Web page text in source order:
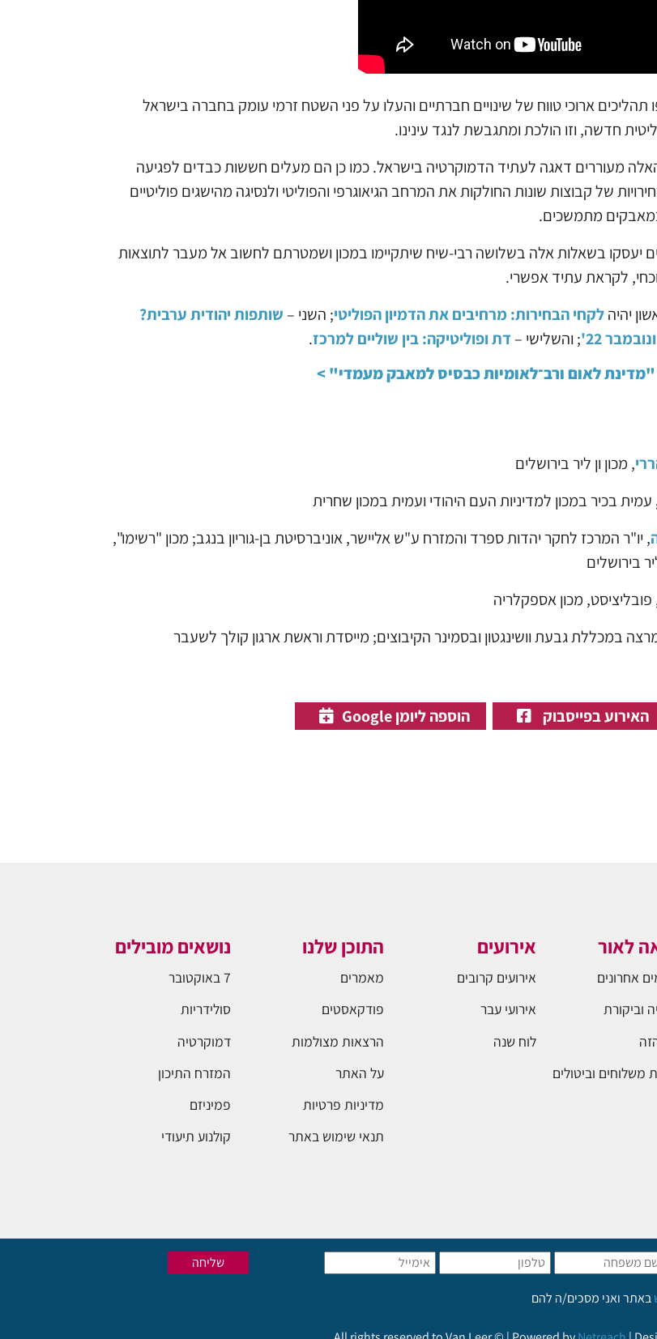
2022 חשפו תהליכים ארוכי טווח של שינויים חברתיים והעלו על פני השטח זרמי עומק בחברה בישראל
חדשה, וזו הולכת ומתגבשת לנגד עינינו.
מעוררים דאגה לעתיד הדמוקרטיה בישראל. כמו כן הם מעלים חששות כבדים לפגיעה
של קבוצות שונות החולקות את המרחב הגיאוגרפי והפוליטי ולנסיגה מהישגים פוליטיים
מתמשכים.
יעסקו בשאלות אלה בשלושה רבי-שיח שיתקיימו במכון ושמטרתם לחשוב אל מעבר לתוצאות
לקראת עתיד אפשרי.
יהיהלקחי הבחירות: מרחיבים את הדמיון הפוליטי; השני – שותפות יהודית ערבית?
; והשלישי – דת ופוליטיקה: בין שוליים למרכז.
לאום ורב־לאומיות כבסיס למאבק מעמדי" >
, מכון ון ליר בירושלים
עמית בכיר במכון למדיניות העם היהודי ועמית במכון שחרית
, יו"ר המרכז לחקר יהדות ספרד והמזרח ע"ש אליישר, אוניברסיטת בן-גוריון בנגב; מכון "רשימו",
בירושלים
פובליציסט, מכון אספקלריה
במכללת גבעת וושינגטון ובסמינר הקיבוצים; מייסדת וראשת ארגון קולך לשעבר
האירוע בפייסבוק הוספה ליומן Google
לאור
אחרונים
וביקורת
משלוחים וביטולים
אירועים
אירועים קרובים
אירועי עבר
לוח שנה
התוכן שלנו
מאמרים
פודקאסטים
הרצאות מצולמות
על האתר
מדיניות פרטיות
תנאי שימוש באתר
נושאים מובילים
7 באוקטובר
סולידריות
דמוקרטיה
המזרח התיכון
פמיניזם
קולנוע תיעודי
באתר ואני מסכים/ה להם